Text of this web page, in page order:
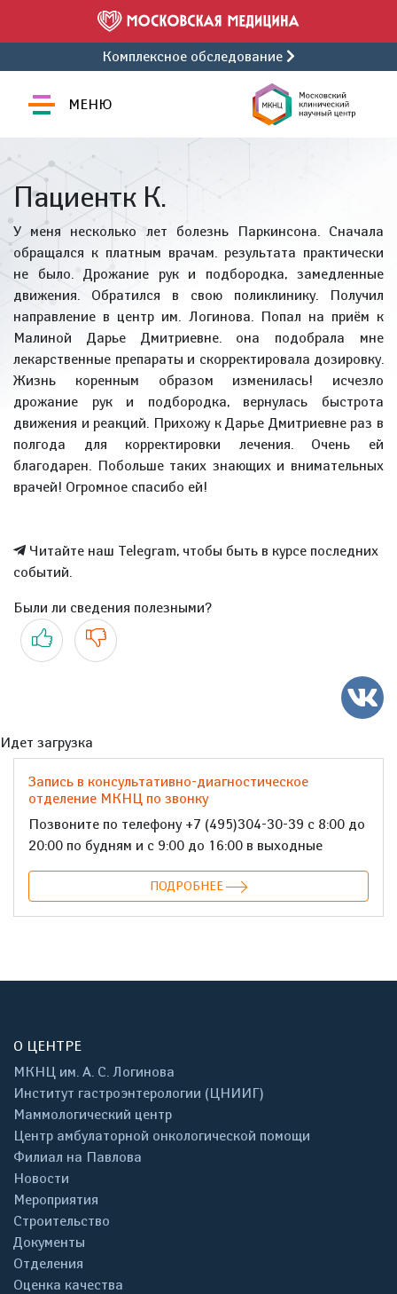
Комплексное обследование
МЕНЮ
Пациентк К.
У меня несколько лет болезнь Паркинсона. Сначала
обращался к платным врачам. результата практически
не было. Дрожание рук и подбородка, замедленные
движения. Обратился в свою поликлинику. Получил
направление в центр им. Логинова. Попал на приём к
Малиной Дарье Дмитриевне. она подобрала мне
лекарственные препараты и скорректировала дозировку.
Жизнь коренным образом изменилась! исчезло
дрожание рук и подбородка, вернулась быстрота
движения и реакций. Прихожу к Дарье Дмитриевне раз в
полгода для корректировки лечения. Очень ей
благодарен. Побольше таких знающих и внимательных
врачей! Огромное спасибо ей!
Читайте наш Telegram, чтобы быть в курсе последних
событий.
Были ли сведения полезными?
Да Нет
Идет загрузка
Запись в консультативно-диагностическое
отделение МКНЦ по звонку
Позвоните по телефону +7 (495)304-30-39 с 8:00 до
20:00 по будням и с 9:00 до 16:00 в выходные
ПОДРОБНЕЕ
О ЦЕНТРЕ
МКНЦ им. А. С. Логинова
Институт гастроэнтерологии (ЦНИИГ)
Маммологический центр
Центр амбулаторной онкологической помощи
Филиал на Павлова
Новости
Мероприятия
Строительство
Документы
Отделения
Оценка качества